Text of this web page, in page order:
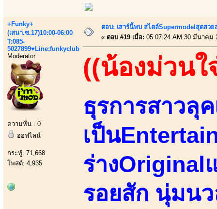
+Funky+
(เสนา.ซ.17)10:00-06:00
T:085-
5027899♥Line:funkyclub
Moderator
ความหื่น : 0
ออฟไลน์
กระทู้: 71,668
โพสต์: 4,935
ตอบ: เสาร์นี้พบ สไตล์Supermodelสุดสว
« ตอบ #19 เมื่อ: 05:07:24 AM 30 มีนาคม
((น้องม่วนใ
ธุรการสาวลุ
เป็น
ร่างOriginal
รอยสัก นุ่มน